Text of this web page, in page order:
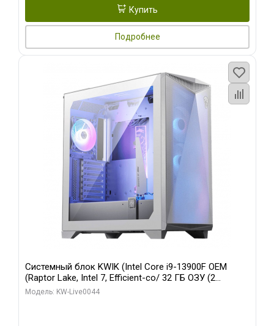
Купить
Подробнее
Системный блок KWIK (Intel Core i9-13900F OEM
(Raptor Lake, Intel 7, Efficient-co/ 32 ГБ ОЗУ (2
модуля)/ Gigabyte RTX5070Ti AERO OC 16GB GDDR7
Модель: KW-Live0044